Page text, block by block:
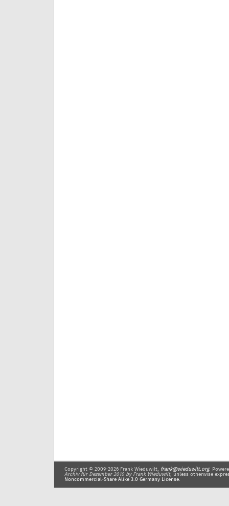
Copyright © 2009-2026 Frank Wieduwilt, frank@wieduwilt.org.
Archiv für Dezember 2010 by Frank Wieduwilt, unless otherwise
Noncommercial-Share Alike 3.0 Germany License.